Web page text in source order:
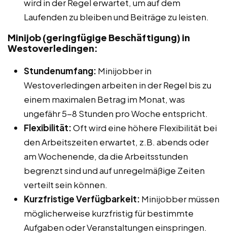
wird in der Regel erwartet, um auf dem
Laufenden zu bleiben und Beiträge zu leisten.
Minijob (geringfügige Beschäftigung) in
Westoverledingen:
Stundenumfang: Minijobber in
Westoverledingen arbeiten in der Regel bis zu
einem maximalen Betrag im Monat, was
ungefähr 5-8 Stunden pro Woche entspricht.
Flexibilität:Oft wird eine höhere Flexibilität bei
den Arbeitszeiten erwartet, z.B. abends oder
am Wochenende, da die Arbeitsstunden
begrenzt sind und auf unregelmäßige Zeiten
verteilt sein können.
Kurzfristige Verfügbarkeit: Minijobber müssen
möglicherweise kurzfristig für bestimmte
Aufgaben oder Veranstaltungen einspringen.